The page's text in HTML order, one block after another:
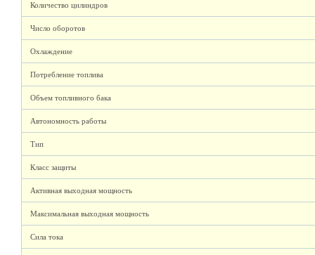
Количество цилиндров
Число оборотов
Охлаждение
Потребление топлива
Объем топливного бака
Автономность работы
Тип
Класс защиты
Активная выходная мощность
Максимальная выходная мощность
Сила тока